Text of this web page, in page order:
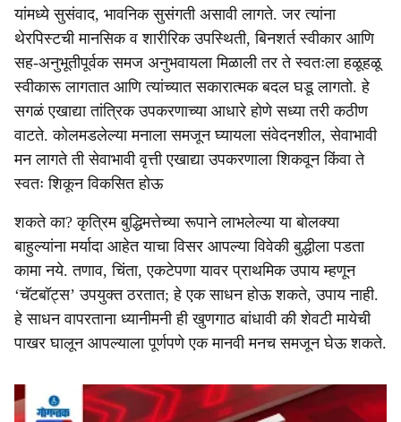
यांमध्ये सुसंवाद, भावनिक सुसंगती असावी लागते. जर त्यांना
थेरपिस्टची मानसिक व शारीरिक उपस्थिती, बिनशर्त स्वीकार आणि
सह-अनुभूतीपूर्वक समज अनुभवायला मिळाली तर ते स्वतःला हळूहळू
स्वीकारू लागतात आणि त्यांच्यात सकारात्मक बदल घडू लागतो. हे
सगळं एखाद्या तांत्रिक उपकरणाच्या आधारे होणे सध्या तरी कठीण
वाटते. कोलमडलेल्या मनाला समजून घ्यायला संवेदनशील, सेवाभावी
मन लागते ती सेवाभावी वृत्ती एखाद्या उपकरणाला शिकवून किंवा ते
स्वतः शिकून विकसित होऊ
शकते का? कृत्रिम बुद्धिमत्तेच्या रूपाने लाभलेल्या या बोलक्या
बाहुल्यांना मर्यादा आहेत याचा विसर आपल्या विवेकी बुद्धीला पडता
कामा नये. तणाव, चिंता, एकटेपणा यावर प्राथमिक उपाय म्हणून
‘चॅटबॉट्स’ उपयुक्त ठरतात; हे एक साधन होऊ शकते, उपाय नाही.
हे साधन वापरताना ध्यानीमनी ही खुणगाठ बांधावी की शेवटी मायेची
पाखर घालून आपल्याला पूर्णपणे एक मानवी मनच समजून घेऊ शकते.